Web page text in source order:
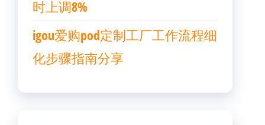
时上调8%
igou爱购pod定制工厂工作流程细
化步骤指南分享